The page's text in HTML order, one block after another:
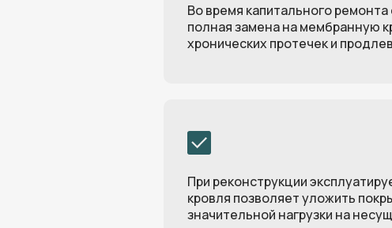
Во время капитального
полная замена на мембранную
хронических протечек и
При реконструкции
кровля позволяет уложить
значительной нагрузки на
Скидка 10%на все